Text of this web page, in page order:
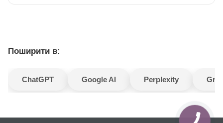
Поширити в:
ChatGPT Google AI Perplexity